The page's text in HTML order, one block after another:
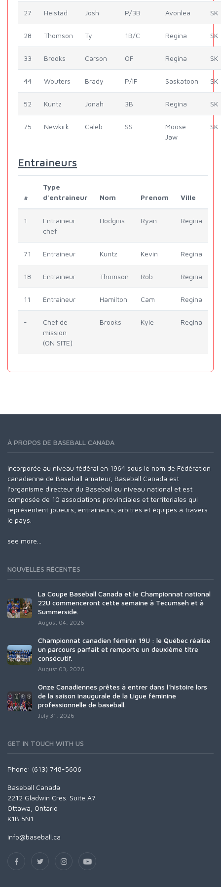
27 Heistad Josh P/3B Avonlea SK
28 Thomson Ty 1B/C Regina SK
33 Brooks Carson OF Regina SK
44 Wouters Brady P/IF Saskatoon SK
52 Kuntz Jonah 3B Regina SK
75 Newkirk Caleb SS
Moose
Jaw
SK
Entraîneurs
#
Type
d'entraîneur
Nom Prenom Ville
1
Entraîneur
chef
Hodgins Ryan Regina
71 Entraîneur Kuntz Kevin Regina
18 Entraîneur Thomson Rob Regina
11 Entraîneur Hamilton Cam Regina
-
Chef de
mission
(ON SITE)
Brooks Kyle Regina
À PROPOS DE BASEBALL CANADA
Incorporée au niveau fédéral en 1964 sous le nom de Fédération
canadienne de Baseball amateur, Baseball Canada est
l'organisme directeur du Baseball au niveau national et est
composée de 10 associations provinciales et territoriales qui
représentent joueurs, entraîneurs, arbitres et équipes à travers
le pays.
see more...
NOUVELLES RÉCENTES
La Coupe Baseball Canada et le Championnat national
22U commenceront cette semaine à Tecumseh et à
Summerside.
August 04, 2026
Championnat canadien féminin 19U : le Québec réalise
un parcours parfait et remporte un deuxième titre
consécutif.
August 03, 2026
Onze Canadiennes prêtes à entrer dans l'histoire lors
de la saison inaugurale de la Ligue féminine
professionnelle de baseball.
July 31, 2026
GET IN TOUCH WITH US
Phone: (613) 748-5606
Baseball Canada
2212 Gladwin Cres. Suite A7
Ottawa, Ontario
K1B 5N1
info@baseball.ca